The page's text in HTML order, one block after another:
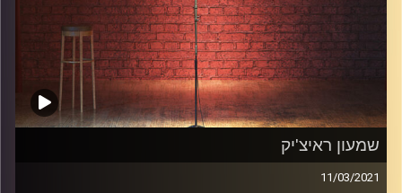
שמעון ראיצ'יק
11/03/2021